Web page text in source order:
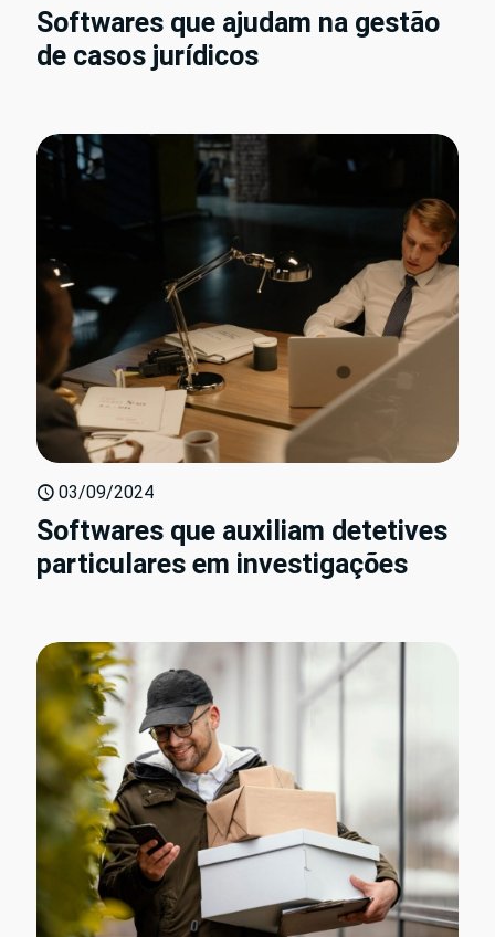
Softwares que ajudam na gestão
de casos jurídicos
03/09/2024
Softwares que auxiliam detetives
particulares em investigações